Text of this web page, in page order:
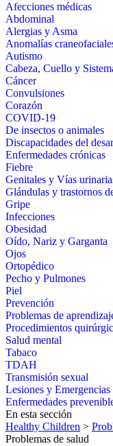
Afecciones médicas
Abdominal
Alergias y Asma
Anomalías
Autismo
Cabeza, Cuello y
Cáncer
Convulsiones
Corazón
COVID-19
De insectos o animales
Discapacidades del
Enfermedades crónicas
Fiebre
Genitales y Vías
Glándulas y trastornos
Gripe
Infecciones
Obesidad
Oído, Nariz y Garganta
Ojos
Ortopédico
Pecho y Pulmones
Piel
Prevención
Problemas de
Procedimientos
Salud mental
Tabaco
TDAH
Transmisión sexual
Lesiones y Emergencias
Enfermedades
En esta sección
Healthy Children >
Problemas de salud